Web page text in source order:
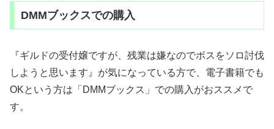
DMMブックスでの購入
『ギルドの受付嬢ですが、残業は嫌なのでボスをソロ討伐
しようと思います』が気になっている方で、電子書籍でも
OKという方は「DMMブックス」での購入がおススメで
す。